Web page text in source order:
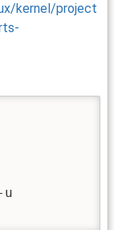
kernel/project